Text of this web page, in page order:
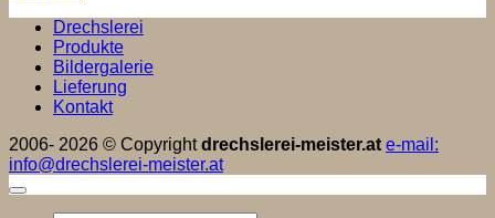
Drechslerei
Produkte
Bildergalerie
Lieferung
Kontakt
2006- 2026 © Copyrightdrechslerei-meister.at e-mail:
info@drechslerei-meister.at